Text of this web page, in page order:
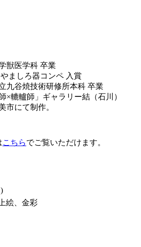
獣医学科 卒業
ましろ器コンペ 入賞
九谷焼技術研修所本科 卒業
×轆轤師」ギャラリー結（石川）
市にて制作。
こちらでご覧いただけます。
絵、金彩